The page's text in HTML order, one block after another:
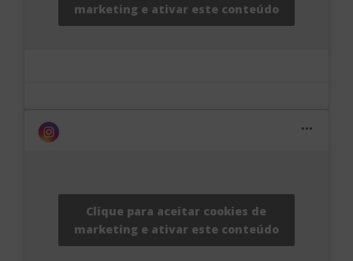
marketing e ativar este conteúdo
Clique para aceitar cookies de
marketing e ativar este conteúdo